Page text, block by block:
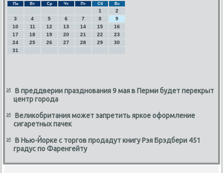
Пн Вт Ср Чт Пт Сб Вс
1
2
3
4 5 6 7 8
9
10
11 12 13 14 15
16
17
18 19 20 21 22
23
24
25 26 27 28 29
30
31
В преддверии празднования 9 мая в Перми будет перекрыт
центр города
Великобритания может запретить яркое оформление
сигаретных пачек
В Нью-Йорке с торгов продадут книгу Рэя Брэдбери 451
градус по Фаренгейту